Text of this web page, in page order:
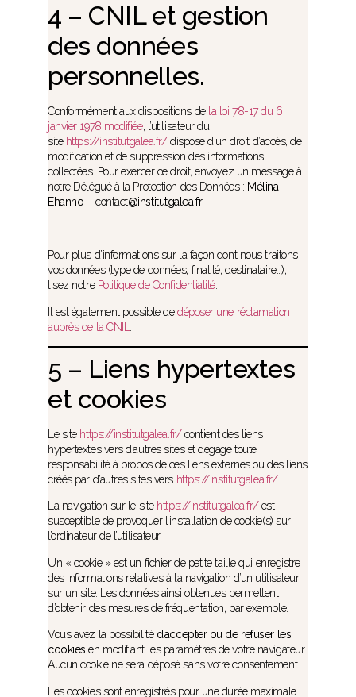
4 – CNIL et gestion
des données
personnelles.
Conformément aux dispositions de la loi 78-17 du 6
janvier 1978 modifiée, l’utilisateur du
site https://institutgalea.fr/dispose d’un droit d’accès, de
modification et de suppression des informations
collectées. Pour exercer ce droit, envoyez un message à
notre Délégué à la Protection des Données : Mélina
Ehanno – contact@institutgalea.fr.
Pour plus d’informations sur la façon dont nous traitons
vos données (type de données, finalité, destinataire…),
lisez notre Politique de Confidentialité.
Il est également possible dedéposer une réclamation
auprès de la CNIL
5 – Liens hypertextes
et cookies
Le site https://institutgalea.fr/contient des liens
hypertextes vers d’autres sites et dégage toute
responsabilité à propos de ces liens externes ou des liens
créés par d’autres sites vers https://institutgalea.fr/.
La navigation sur le site https://institutgalea.fr/est
susceptible de provoquer l’installation de cookie(s) sur
l’ordinateur de l’utilisateur.
Un « cookie » est un fichier de petite taille qui enregistre
des informations relatives à la navigation d’un utilisateur
sur un site. Les données ainsi obtenues permettent
d’obtenir des mesures de fréquentation, par exemple.
Vous avez la possibilité d’accepter ou de refuser les
cookies en modifiant les paramètres de votre navigateur.
Aucun cookie ne sera déposé sans votre consentement.
Les cookies sont enregistrés pour une durée maximale